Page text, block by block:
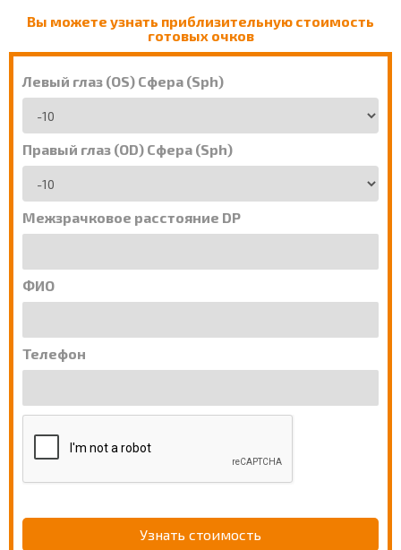
Вы можете узнать приблизительную стоимость
готовых очков
Левый глаз (OS) Сфера (Sph)
Правый глаз (OD) Сфера (Sph)
Межзрачковое расстояние DP
ФИО
Телефон